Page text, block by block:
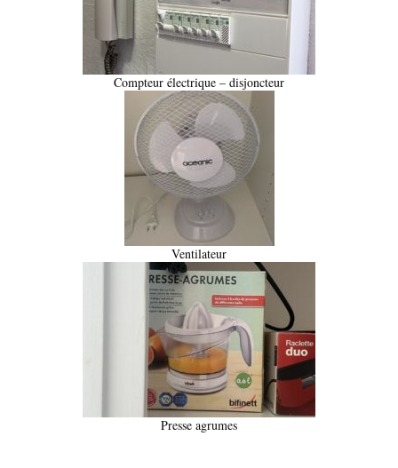
Compteur électrique – disjoncteur
Ventilateur
Presse agrumes